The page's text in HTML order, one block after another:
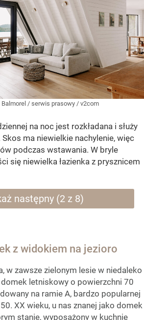
Balmorel / serwis prasowy / v2com
na noc jest rozkładana i służy
ma niewielkie nachylenie, więc
podczas wstawania. W bryle
się niewielka łazienka z prysznicem
następny (2 z 8)
z widokiem na jezioro
w zawsze zielonym lesie w niedaleko
letniskowy o powierzchni 70
na ramie A, bardzo popularnej
XX wieku, u nas znanej jako domek
stanie, wyposażony w kuchnię